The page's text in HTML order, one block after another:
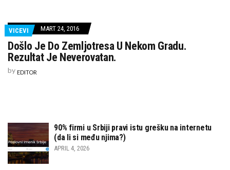
VICEVI MART 24, 2016
Došlo Je Do Zemljotresa U Nekom Gradu.
Rezultat Je Neverovatan.
by EDITOR
90% firmi u Srbiji pravi istu grešku na internetu
(da li si među njima?)
APRIL 4, 2026